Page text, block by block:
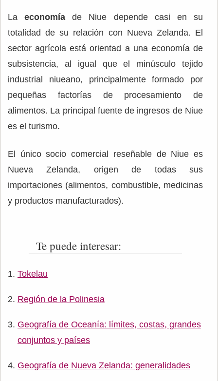
Laeconomía de Niue depende casi en su
totalidad de su relación con Nueva Zelanda. El
sector agrícola está orientad a una economía de
subsistencia, al igual que el minúsculo tejido
industrial niueano, principalmente formado por
pequeñas factorías de procesamiento de
alimentos. La principal fuente de ingresos de Niue
es el turismo.
El único socio comercial reseñable de Niue es
Nueva Zelanda, origen de todas sus
importaciones (alimentos, combustible, medicinas
y productos manufacturados).
Te puede interesar:
Tokelau
Región de la Polinesia
Geografía de Oceanía: límites, costas, grandes
conjuntos y países
Geografía de Nueva Zelanda: generalidades